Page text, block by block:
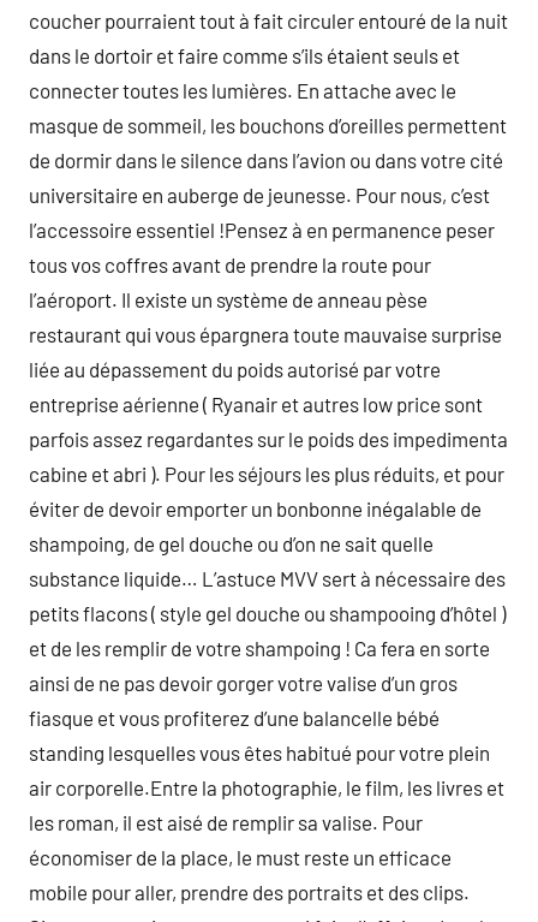
coucher pourraient tout à fait circuler entouré de la nuit
dans le dortoir et faire comme s’ils étaient seuls et
connecter toutes les lumières. En attache avec le
masque de sommeil, les bouchons d’oreilles permettent
de dormir dans le silence dans l’avion ou dans votre cité
universitaire en auberge de jeunesse. Pour nous, c’est
l’accessoire essentiel !Pensez à en permanence peser
tous vos coffres avant de prendre la route pour
l’aéroport. Il existe un système de anneau pèse
restaurant qui vous épargnera toute mauvaise surprise
liée au dépassement du poids autorisé par votre
entreprise aérienne ( Ryanair et autres low price sont
parfois assez regardantes sur le poids des impedimenta
cabine et abri ). Pour les séjours les plus réduits, et pour
éviter de devoir emporter un bonbonne inégalable de
shampoing, de gel douche ou d’on ne sait quelle
substance liquide… L’astuce MVV sert à nécessaire des
petits flacons ( style gel douche ou shampooing d’hôtel )
et de les remplir de votre shampoing ! Ca fera en sorte
ainsi de ne pas devoir gorger votre valise d’un gros
fiasque et vous profiterez d’une balancelle bébé
standing lesquelles vous êtes habitué pour votre plein
air corporelle.Entre la photographie, le film, les livres et
les roman, il est aisé de remplir sa valise. Pour
économiser de la place, le must reste un efficace
mobile pour aller, prendre des portraits et des clips.